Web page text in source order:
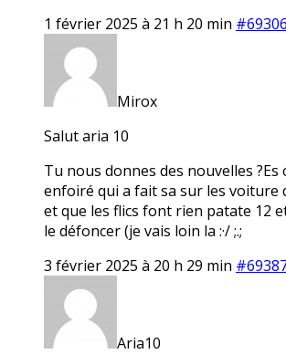
1 février 2025 à 21 h 20 min #69306
Mirox
Salut aria 10
Tu nous donnes des nouvelles ?Es
enfoiré qui a fait sa sur les voiture
et que les flics font rien patate 12
le défoncer (je vais loin la :·/ ;.;
3 février 2025 à 20 h 29 min
Aria10